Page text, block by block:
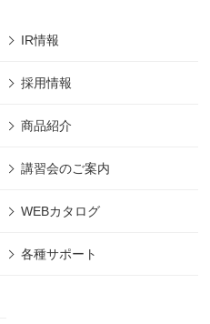
IR情報
採用情報
商品紹介
講習会のご案内
WEBカタログ
各種サポート